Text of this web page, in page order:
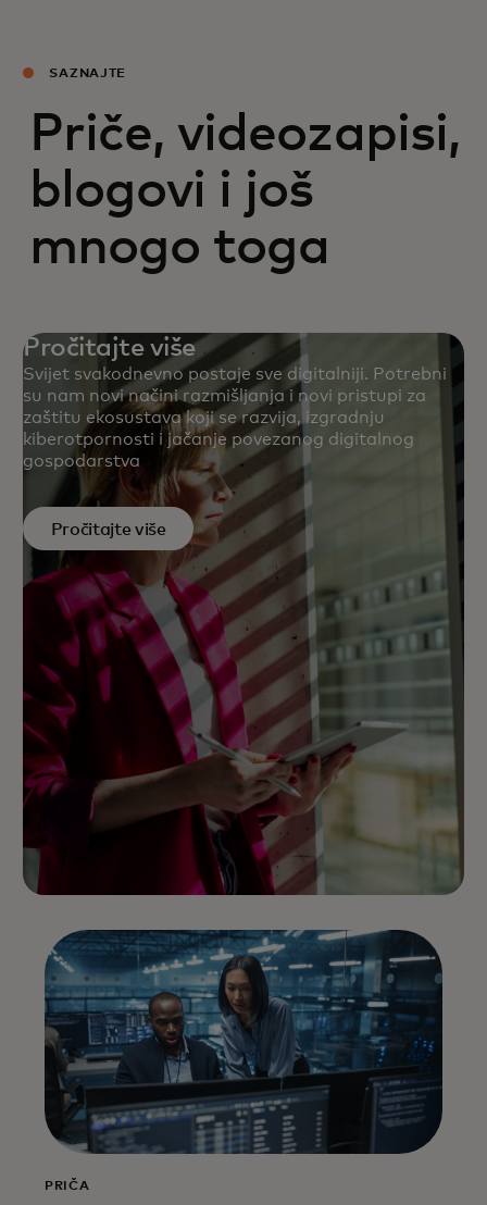
SAZNAJTE
Priče, videozapisi,
blogovi i još
mnogo toga
Pročitajte više
Svijet svakodnevno postaje sve digitalniji. Potrebni
su nam novi načini razmišljanja i novi pristupi za
zaštitu ekosustava koji se razvija, izgradnju
kiberotpornosti i jačanje povezanog digitalnog
gospodarstva
Pročitajte više
PRIČA